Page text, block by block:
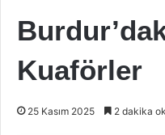
Kuaförler
25 Kasım 2025 2 dakika